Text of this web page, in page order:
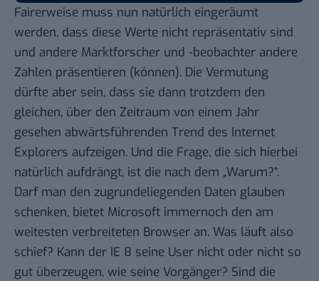
Fairerweise muss nun natürlich eingeräumt
werden, dass diese Werte nicht repräsentativ sind
und andere Marktforscher und -beobachter andere
Zahlen präsentieren (können). Die Vermutung
dürfte aber sein, dass sie dann trotzdem den
gleichen, über den Zeitraum von einem Jahr
gesehen abwärtsführenden Trend des Internet
Explorers aufzeigen. Und die Frage, die sich hierbei
natürlich aufdrängt, ist die nach dem „Warum?“.
Darf man den zugrundeliegenden Daten glauben
schenken, bietet Microsoft immernoch den am
weitesten verbreiteten Browser an. Was läuft also
schief? Kann der IE 8 seine User nicht oder nicht so
gut überzeugen, wie seine Vorgänger? Sind die